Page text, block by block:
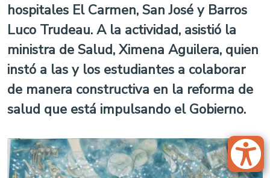
hospitales El Carmen, San José y Barros
Luco Trudeau. A la actividad, asistió la
ministra de Salud, Ximena Aguilera, quien
instó a las y los estudiantes a colaborar
de manera constructiva en la reforma de
salud que está impulsando el Gobierno.